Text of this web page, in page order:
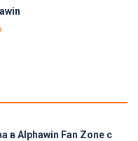
в Alphawin Fan Zone с